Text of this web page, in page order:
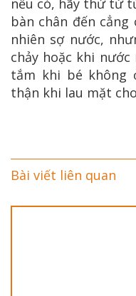
nếu có, hãy thử từ
bàn chân đến
nhiên sợ nước,
chảy hoặc khi
tắm khi bé không
thận khi lau mặt
Bài viết liên quan